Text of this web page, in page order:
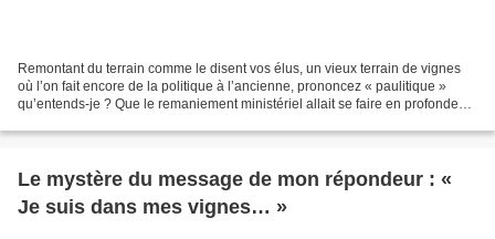
Remontant du terrain comme le disent vos élus, un vieux terrain de vignes
où l’on fait encore de la politique à l’ancienne, prononcez « paulitique »
qu’entends-je ? Que le remaniement ministériel allait se faire en profondeur,
Le mystère du message de mon répondeur : «
Je suis dans mes vignes… »